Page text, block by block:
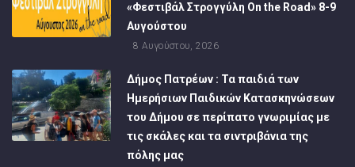
«Φεστιβάλ Στρογγύλη On the Road» 8-9
Αυγούστου
8 Αυγούστου, 2026
Δήμος Πατρέων : Τα παιδιά των
Ημερήσιων Παιδικών Κατασκηνώσεων
του Δήμου σε περίπατο γνωριμίας με
τις σκάλες και τα σιντριβάνια της
πόλης μας